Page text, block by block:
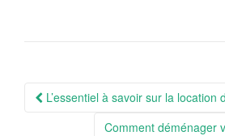
Navigation
L’essentiel à savoir sur la location
Comment déménager